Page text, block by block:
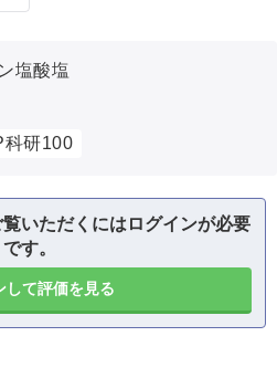
塩酸塩
科研100
いただくにはログインが必要
です。
して評価を見る